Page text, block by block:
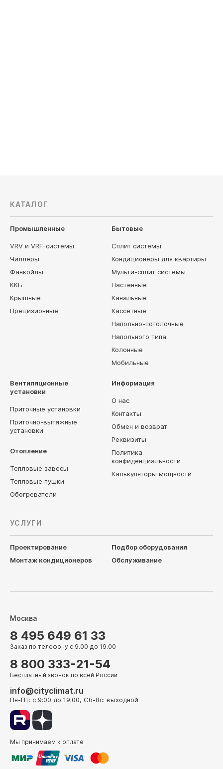
КАТАЛОГ
Промышленные
VRV и VRF-системы
Чиллеры
Фанкойлы
ККБ
Крышные
Прецизионные
Бытовые
Сплит системы
Кондиционеры для квартиры
Мульти-сплит системы
Настенные
Канальные
Кассетные
Напольно-потолочные
Напольного типа
Колонные
Мобильные
Вентиляционные
установки
Приточные установки
Приточно-вытяжные
установки
Отопление
Тепловые завесы
Тепловые пушки
Обогреватели
Информация
О нас
Контакты
Обмен и возврат
Реквизиты
Политика
конфиденциальности
Калькуляторы мощности
УСЛУГИ
Проектирование
Подбор оборудования
Монтаж кондиционеров
Обслуживание
Москва
8 495 649 61 33
Заказ по телефону с 9.00 до 19.00
8 800 333-21-54
Бесплатный звонок по всей России
info@cityclimat.ru
Пн-Пт: с 9:00 до 19:00, Сб-Вс: выходной
Мы принимаем к оплате